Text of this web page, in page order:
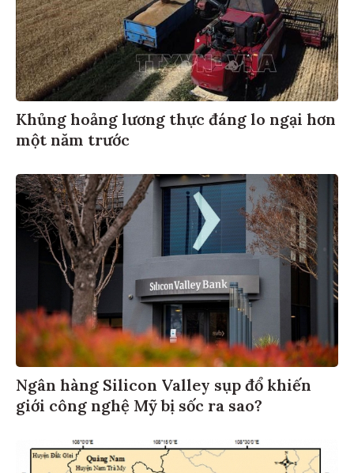
Khủng hoảng lương thực đáng lo ngại hơn
một năm trước
Ngân hàng Silicon Valley sụp đổ khiến
giới công nghệ Mỹ bị sốc ra sao?